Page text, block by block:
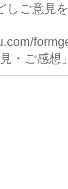
しご意見
・ご感想